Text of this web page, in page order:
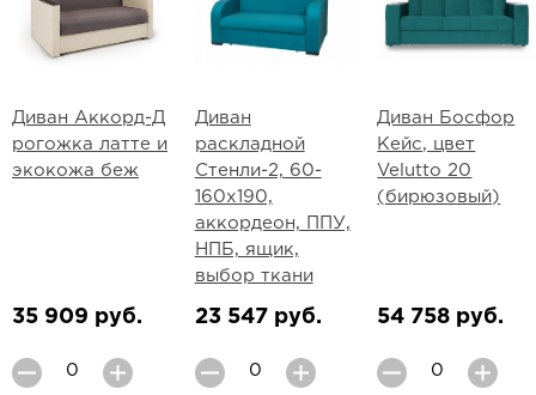
Диван Аккорд-Д
рогожка латте и
экокожа беж
35 909 руб.
Диван
раскладной
Стенли-2, 60-
160х190,
аккордеон, ППУ,
НПБ, ящик,
выбор ткани
23 547 руб.
Диван Босфор
Кейс, цвет
Velutto 20
(бирюзовый)
54 758 руб.